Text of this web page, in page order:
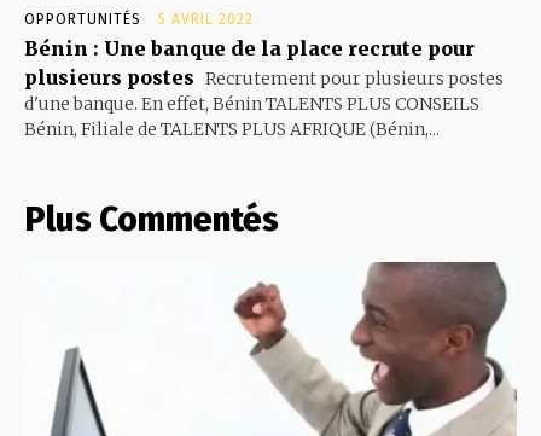
OPPORTUNITÉS 5 AVRIL 2022
Bénin : Une banque de la place recrute pour
plusieurs postes Recrutement pour plusieurs postes
d'une banque. En effet, Bénin TALENTS PLUS CONSEILS
Bénin, Filiale de TALENTS PLUS AFRIQUE (Bénin,...
Plus Commentés